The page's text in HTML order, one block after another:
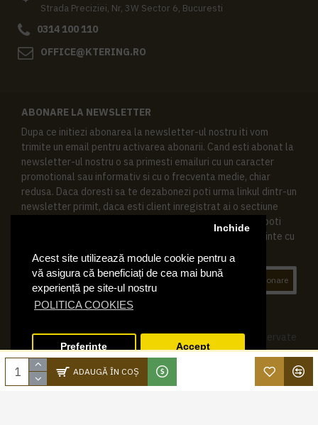
Acest site utilizează module cookie pentru a
vă asigura că beneficiați de cea mai bună
experiență pe site-ul nostru
POLITICA COOKIES
Inchide
Preferinte Accept
ADAUGĂ ÎN COŞ
Strada Preciziei, Nr, 3W Sector 6, Bucuresti
0314 100 110
OFFICE@KTERING.RO
ABONARE LA NEWSLETTER
Dupa ce initiezi abonarea la newsletter-ul nostru iti vom
trimite un email pentru activarea abonarii. Cand esti abonat la
newsletter-ul nostru o sa primesti emailuri cu un caracter
promotional sau informativ si cu o frecventa medie, chiar
redusa. Daca doresti sa te dezabonezi poti urma linkul dintr-un
newsletter primit, daca esti client inregistrat ai o sectiune
speciala in contul tau in acest scop, si de asemenea ne poti
contacta oricand pe email pentru orice intrebari sau cerinte cu
Abonare
© 2019 Ktering.ro , Toate drepturile rezervate